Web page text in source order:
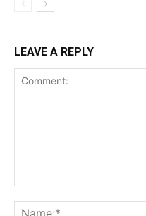
LEAVE A REPLY